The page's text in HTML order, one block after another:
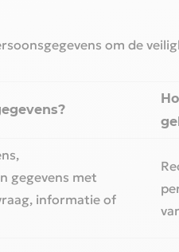
om de
gegevens met
informatie of